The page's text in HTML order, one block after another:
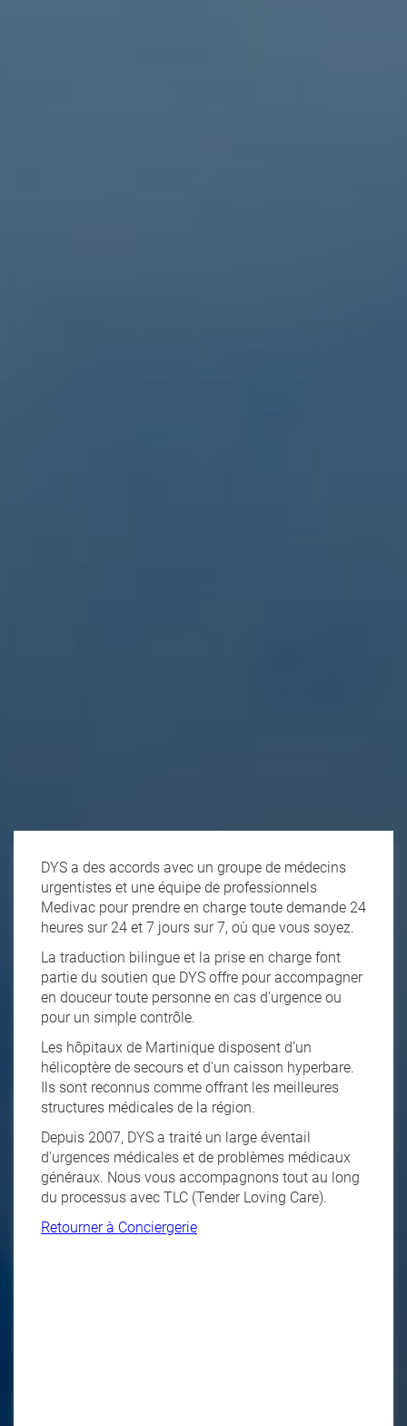
DYS a des accords avec un groupe de médecins
urgentistes et une équipe de professionnels
Medivac pour prendre en charge toute demande 24
heures sur 24 et 7 jours sur 7, où que vous soyez.
La traduction bilingue et la prise en charge font
partie du soutien que DYS offre pour accompagner
en douceur toute personne en cas d'urgence ou
pour un simple contrôle.
Les hôpitaux de Martinique disposent d'un
hélicoptère de secours et d'un caisson hyperbare.
Ils sont reconnus comme offrant les meilleures
structures médicales de la région.
Depuis 2007, DYS a traité un large éventail
d'urgences médicales et de problèmes médicaux
généraux. Nous vous accompagnons tout au long
du processus avec TLC (Tender Loving Care).
Retourner à Conciergerie